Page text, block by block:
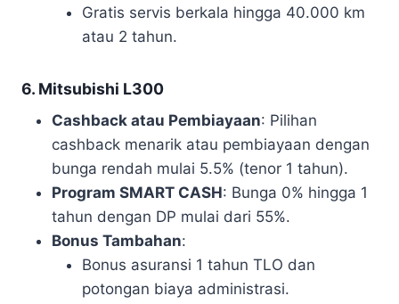
Gratis servis berkala hingga 40.000 km
atau 2 tahun.
6. Mitsubishi L300
Cashback atau Pembiayaan: Pilihan
cashback menarik atau pembiayaan dengan
bunga rendah mulai 5.5% (tenor 1 tahun).
Program SMART CASH: Bunga 0% hingga 1
tahun dengan DP mulai dari 55%.
Bonus Tambahan:
Bonus asuransi 1 tahun TLO dan
potongan biaya administrasi.